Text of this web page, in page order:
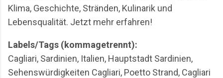
Klima, Geschichte, Stränden, Kulinarik und
Lebensqualität. Jetzt mehr erfahren!
Labels/Tags (kommagetrennt):
Cagliari, Sardinien, Italien, Hauptstadt Sardinien,
Sehenswürdigkeiten Cagliari, Poetto Strand, Cagliari